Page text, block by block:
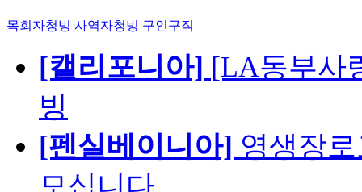
목회자청빙 사역자청빙 구인구직
[캘리포니아] [LA동부사
빙
[펜실베이니아] 영생장